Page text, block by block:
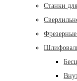
Станки